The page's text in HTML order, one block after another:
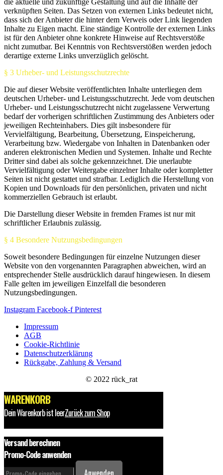
verknüpften Seiten. Das Setzen von externen Links bedeutet nicht,
dass sich der Anbieter die hinter dem Verweis oder Link liegenden
Inhalte zu Eigen macht. Eine ständige Kontrolle der externen Links
ist für den Anbieter ohne konkrete Hinweise auf Rechtsverstöße
nicht zumutbar. Bei Kenntnis von Rechtsverstößen werden jedoch
derartige externe Links unverzüglich gelöscht.
§ 3 Urheber- und Leistungsschutzrechte
Die auf dieser Website veröffentlichten Inhalte unterliegen dem
deutschen Urheber- und Leistungsschutzrecht. Jede vom deutschen
Urheber- und Leistungsschutzrecht nicht zugelassene Verwertung
bedarf der vorherigen schriftlichen Zustimmung des Anbieters oder
jeweiligen Rechteinhabers. Dies gilt insbesondere für
Vervielfältigung, Bearbeitung, Übersetzung, Einspeicherung,
Verarbeitung bzw. Wiedergabe von Inhalten in Datenbanken oder
anderen elektronischen Medien und Systemen. Inhalte und Rechte
Dritter sind dabei als solche gekennzeichnet. Die unerlaubte
Vervielfältigung oder Weitergabe einzelner Inhalte oder kompletter
Seiten ist nicht gestattet und strafbar. Lediglich die Herstellung von
Kopien und Downloads für den persönlichen, privaten und nicht
kommerziellen Gebrauch ist erlaubt.
Die Darstellung dieser Website in fremden Frames ist nur mit
schriftlicher Erlaubnis zulässig.
§ 4 Besondere Nutzungsbedingungen
Soweit besondere Bedingungen für einzelne Nutzungen dieser
Website von den vorgenannten Paragraphen abweichen, wird an
entsprechender Stelle ausdrücklich darauf hingewiesen. In diesem
Falle gelten im jeweiligen Einzelfall die besonderen
Nutzungsbedingungen.
Instagram Facebook-f Pinterest
Impressum
AGB
Cookie-Richtlinie
Datenschutzerklärung
Rückgabe, Zahlung & Versand
© 2022 rück_rat
WARENKORB
Dein Warenkorb ist leerZurück zum Shop
Versand berechnen
Promo-Code anwenden